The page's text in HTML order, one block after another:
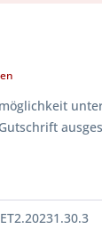
ET2.20231.30.3